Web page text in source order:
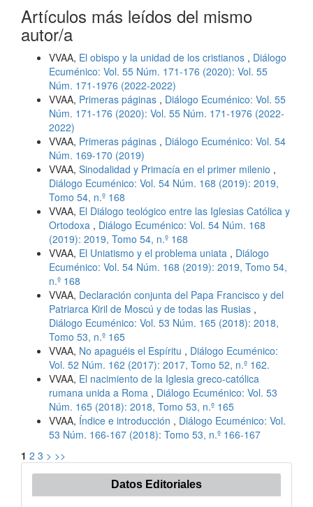
Artículos más leídos del mismo
autor/a
VVAA, El obispo y la unidad de los cristianos , Diálogo
Ecuménico: Vol. 55 Núm. 171-176 (2020): Vol. 55
Núm. 171-1976 (2022-2022)
VVAA, Primeras páginas , Diálogo Ecuménico: Vol. 55
Núm. 171-176 (2020): Vol. 55 Núm. 171-1976 (2022-
2022)
VVAA, Primeras páginas , Diálogo Ecuménico: Vol. 54
Núm. 169-170 (2019)
VVAA, Sinodalidad y Primacía en el primer milenio ,
Diálogo Ecuménico: Vol. 54 Núm. 168 (2019): 2019,
Tomo 54, n.º 168
VVAA, El Diálogo teológico entre las Iglesias Católica y
Ortodoxa , Diálogo Ecuménico: Vol. 54 Núm. 168
(2019): 2019, Tomo 54, n.º 168
VVAA, El Uniatismo y el problema uniata , Diálogo
Ecuménico: Vol. 54 Núm. 168 (2019): 2019, Tomo 54,
n.º 168
VVAA, Declaración conjunta del Papa Francisco y del
Patriarca Kiril de Moscú y de todas las Rusias ,
Diálogo Ecuménico: Vol. 53 Núm. 165 (2018): 2018,
Tomo 53, n.º 165
VVAA, No apaguéis el Espíritu , Diálogo Ecuménico:
Vol. 52 Núm. 162 (2017): 2017, Tomo 52, n.º 162.
VVAA, El nacimiento de la Iglesia greco-católica
rumana unida a Roma , Diálogo Ecuménico: Vol. 53
Núm. 165 (2018): 2018, Tomo 53, n.º 165
VVAA, Índice e introducción , Diálogo Ecuménico: Vol.
53 Núm. 166-167 (2018): Tomo 53, n.º 166-167
1 2 3 > >>
Datos Editoriales